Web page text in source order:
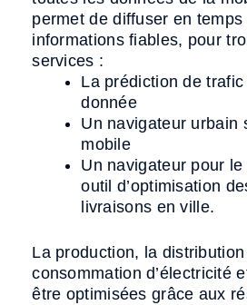
permet de diffuser en
informations fiables, pour
services :
La prédiction de
donnée
Un navigateur urbain
mobile
Un navigateur pour
outil d’optimisation
livraisons en ville.
La production, la
consommation d’électricité
être optimisées grâce aux